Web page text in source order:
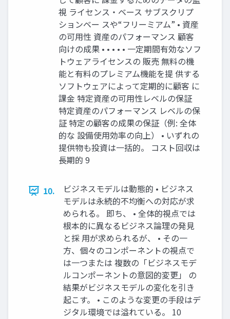
視 ライセンス・ベース サブスクリプ
ションベー スや“フリーミアム” • 資産
の可用性 資産のパフォーマンス 顧客
向けの成果 • • • • • 一定期間有効なソフ
トウェアライセンスの 販売 無料の機
能と有料のプレミアム機能を提 供する
ソフトウェアによって定期的に顧客 に
課金 特定資産の可用性レベルの保証
特定資産のパフォーマンス レベルの保
証 特定の顧客の成果の保証（例: 全体
的な 設備使用効率の向上） • いずれの
提供物も投資は一括的。 コスト回収は
長期的 9
10.
ビジネスモデルは動態的 • ビジネス
モデルは永続的不均衡への対応が求
められる。 即ち、 • 全体的視点では
根本的に異なるビジネス論理の発見
と採 用が求められるが、 • その一
方、個々のコンポーネントの視点で
は一つまたは 複数の「ビジネスモデ
ルコンポーネントの意図的変更」 の
結果がビジネスモデルの変化を引き
起こす。 • このような変更の手段はデ
ジタル環境では溢れている。 10